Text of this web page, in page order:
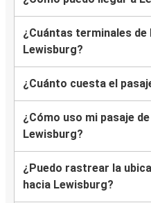
¿Cuántas terminales de
Lewisburg?
¿Cuánto cuesta el
¿Cómo uso mi pasaje
Lewisburg?
¿Puedo rastrear la
hacia Lewisburg?